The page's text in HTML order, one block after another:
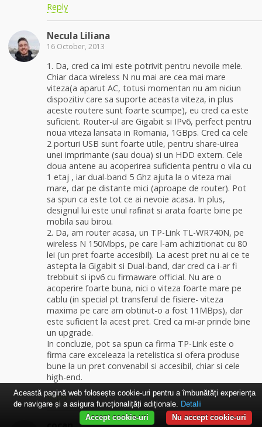
Reply
Necula Liliana
16 October, 2013
1. Da, cred ca imi este potrivit pentru nevoile mele.
Chiar daca wireless N nu mai are cea mai mare
viteza(a aparut AC, totusi momentan nu am niciun
dispozitiv care sa suporte aceasta viteza, in plus
aceste routere sunt foarte scumpe), eu cred ca este
suficient. Router-ul are Gigabit si IPv6, perfect pentru
noua viteza lansata in Romania, 1GBps. Cred ca cele
2 porturi USB sunt foarte utile, pentru share-uirea
unei imprimante (sau doua) si un HDD extern. Cele
doua antene au acoperirea suficienta pentru o vila cu
1 etaj , iar dual-band 5 Ghz ajuta la o viteza mai
mare, dar pe distante mici (aproape de router). Pot
sa spun ca este tot ce ai nevoie acasa. In plus,
designul lui este unul rafinat si arata foarte bine pe
mobila sau birou.
2. Da, am router acasa, un TP-Link TL-WR740N, pe
wireless N 150Mbps, pe care l-am achizitionat cu 80
lei (un pret foarte accesibil). La acest pret nu ai ce te
astepta la Gigabit si Dual-band, dar cred ca i-ar fi
trebbuit si ipv6 cu firmaware official. Nu are o
acoperire foarte buna, nici o viteza foarte mare pe
cablu (in special pt transferul de fisiere- viteza
maxima pe care am obtinut-o a fost 11MBps), dar
este suficient la acest pret. Cred ca mi-ar prinde bine
un upgrade.
In concluzie, pot sa spun ca firma TP-Link este o
firma care exceleaza la retelistica si ofera produse
bune la un pret convenabil si accesibil, chiar si cele
high-end.
Reply
Această pagină web folosește cookie-uri pentru a îmbunătăți experiența
de navigare și a asigura funcționalițăți adiționale. Detalii
Nu accept cookie-uri
Accept cookie-uri